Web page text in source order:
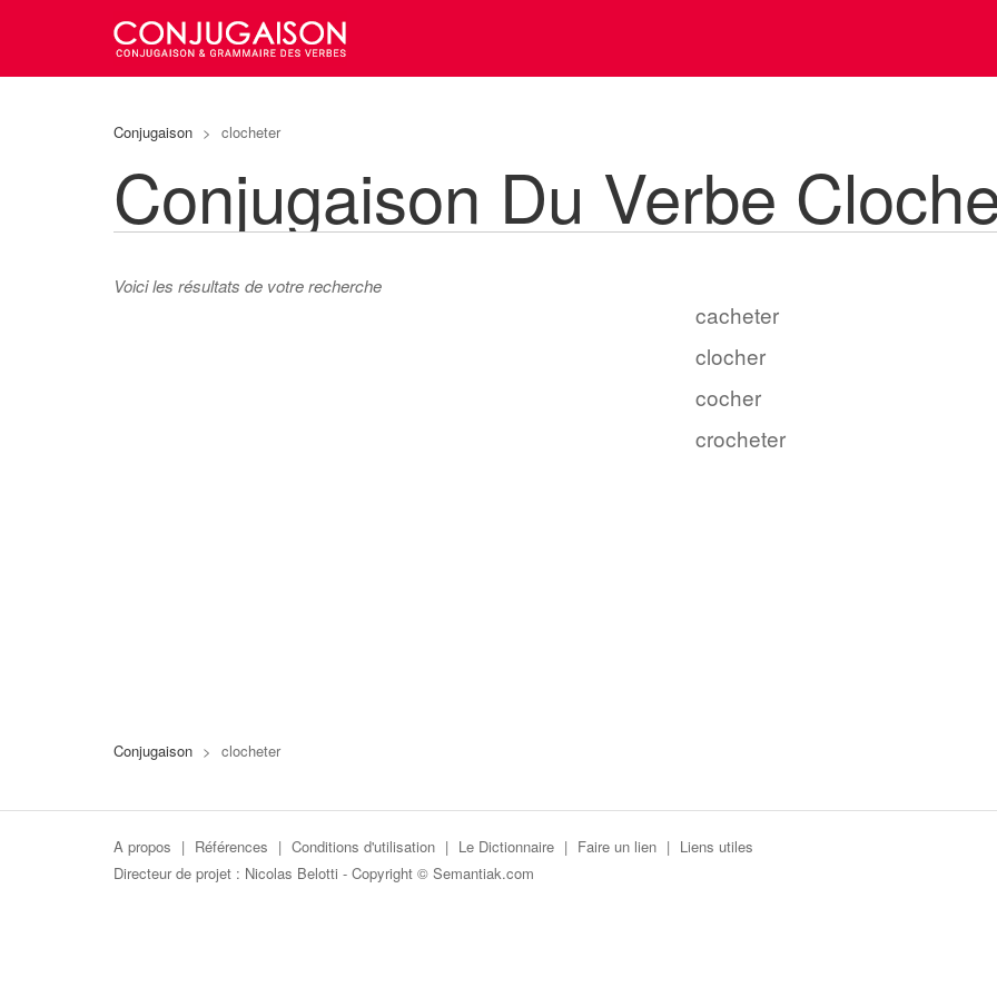
Conjugaison > clocheter
Conjugaison Du Verbe
Voici les résultats de votre recherche
cacheter
clocher
cocher
crocheter
Conjugaison > clocheter
A propos | Références | Conditions d'utilisation | Le Dictionnaire | Faire un lien | Liens utiles
Directeur de projet : Nicolas Belotti - Copyright © Semantiak.com